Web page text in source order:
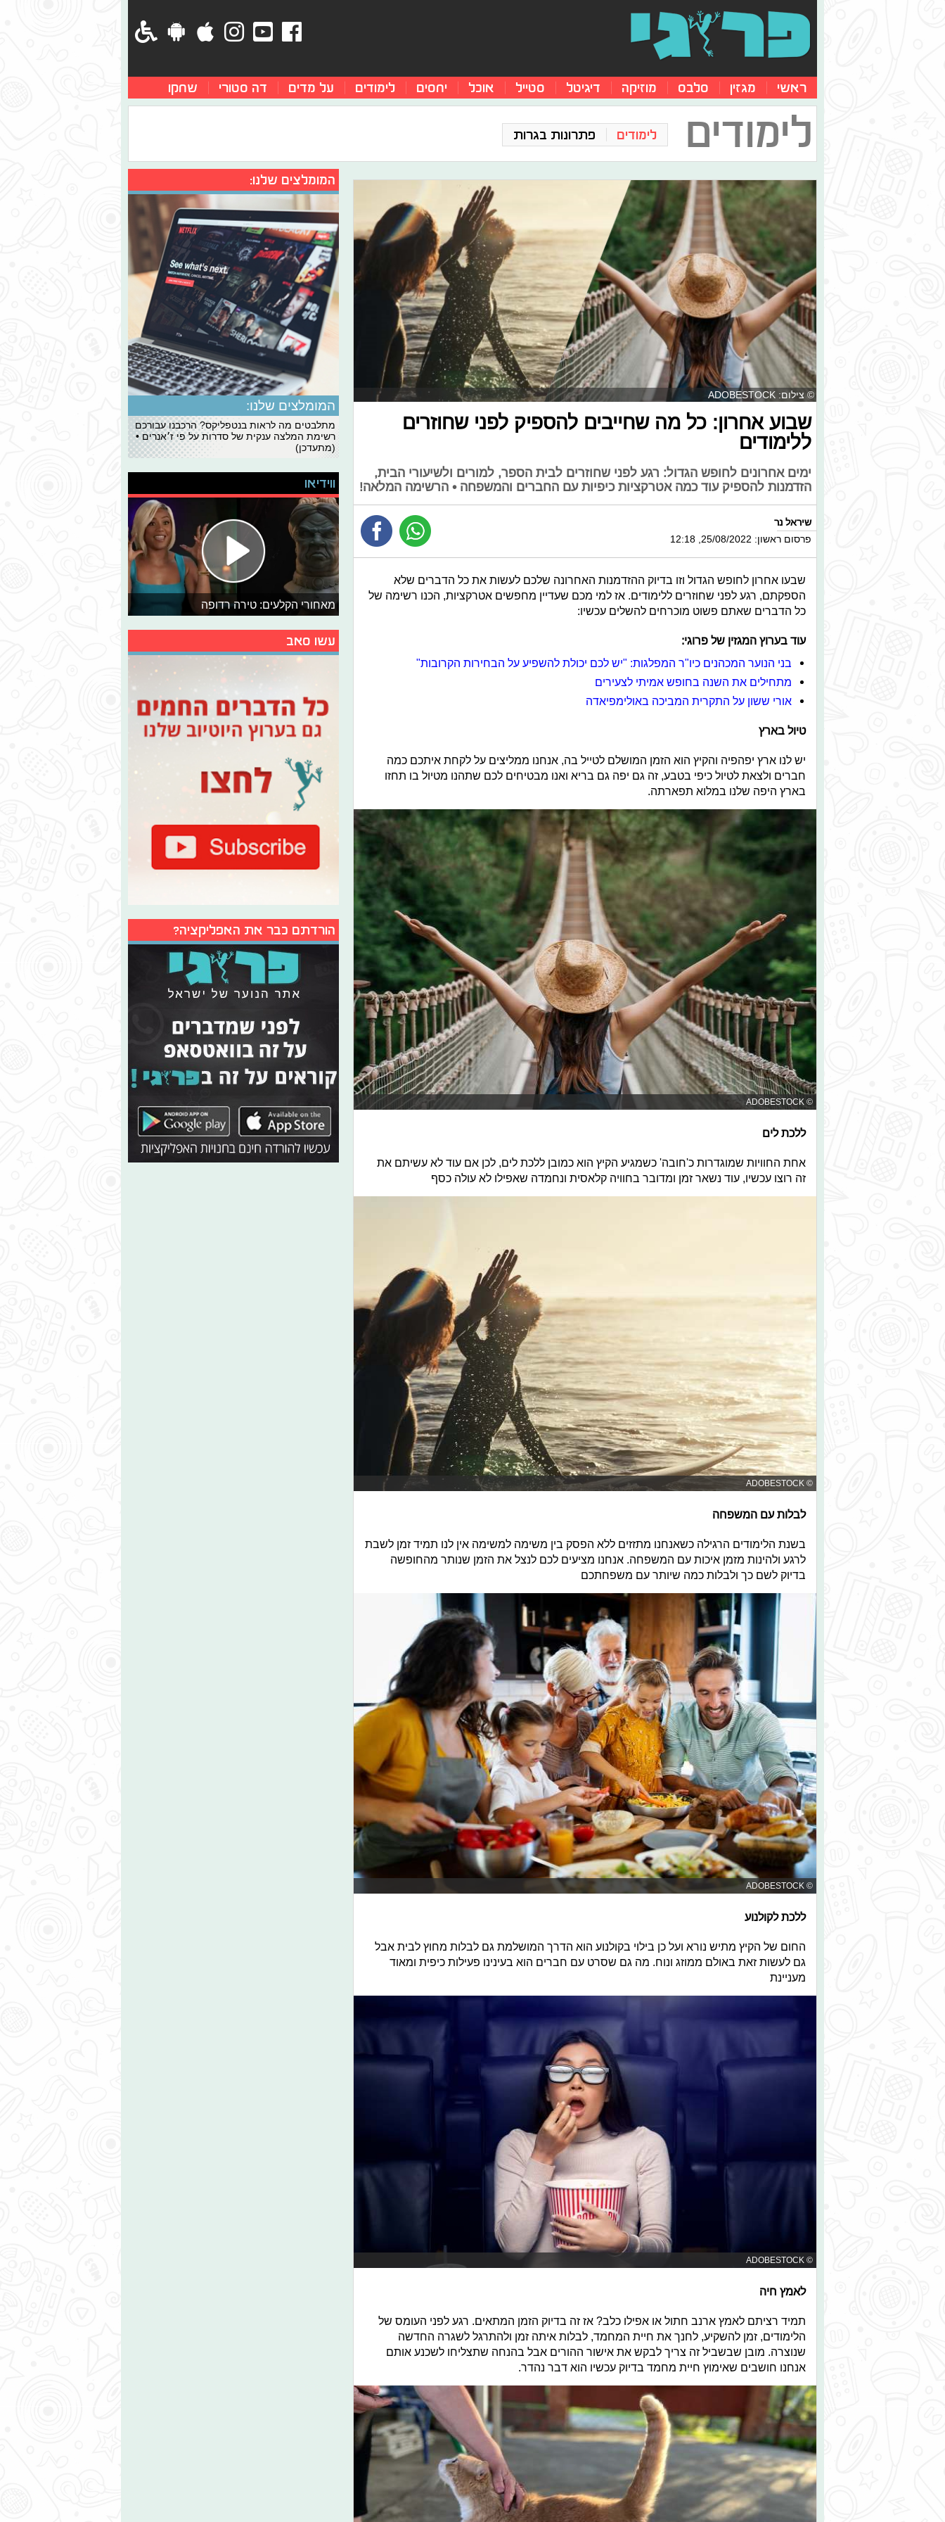
ראשי מגזין סלבס מוזיקה דיגיטל סטייל אוכל יחסים לימודים על מדים דה סטורי שחקו
לימודים לימודים פתרונות בגרות
© צילום: ADOBESTOCK
שבוע אחרון: כל מה שחייבים להספיק לפני שחוזרים
ללימודים
ימים אחרונים לחופש הגדול: רגע לפני שחוזרים לבית הספר, למורים ולשיעורי הבית,
הזדמנות להספיק עוד כמה אטרקציות כיפיות עם החברים והמשפחה • הרשימה המלאה!
שיראל נר
פרסום ראשון: 25/08/2022, 12:18
שבעו אחרון לחופש הגדול וזו בדיוק ההזדמנות האחרונה שלכם לעשות את כל הדברים שלא
הספקתם, רגע לפני שחוזרים ללימודים. אז למי מכם שעדיין מחפשים אטרקציות, הכנו רשימה של
כל הדברים שאתם פשוט מוכרחים להשלים עכשיו:
עוד בערוץ המגזין של פרוגי:
בני הנוער המכהנים כיו"ר המפלגות: "יש לכם יכולת להשפיע על הבחירות הקרובות"
מתחילים את השנה בחופש אמיתי לצעירים
אורי ששון על התקרית המביכה באולימפיאדה
טיול בארץ
יש לנו ארץ יפהפיה והקיץ הוא הזמן המושלם לטייל בה, אנחנו ממליצים על לקחת איתכם כמה
חברים ולצאת לטיול כיפי בטבע, זה גם יפה גם בריא ואנו מבטיחים לכם שתהנו מטיול בו תחזו
בארץ היפה שלנו במלוא תפארתה.
© ADOBESTOCK
ללכת לים
אחת החוויות שמוגדרות כ'חובה' כשמגיע הקיץ הוא כמובן ללכת לים, לכן אם עוד לא עשיתם את
זה רוצו עכשיו, עוד נשאר זמן ומדובר בחוויה קלאסית ונחמדה שאפילו לא עולה כסף
© ADOBESTOCK
לבלות עם המשפחה
בשנת הלימודים הרגילה כשאנחנו מתזזים ללא הפסק בין משימה למשימה אין לנו תמיד זמן לשבת
לרגע ולהינות מזמן איכות עם המשפחה. אנחנו מציעים לכם לנצל את הזמן שנותר מהחופשה
בדיוק לשם כך ולבלות כמה שיותר עם משפחתכם
© ADOBESTOCK
ללכת לקולנוע
החום של הקיץ מתיש נורא ועל כן בילוי בקולנוע הוא הדרך המושלמת גם לבלות מחוץ לבית אבל
גם לעשות זאת באולם ממוזג ונוח. מה גם שסרט עם חברים הוא בעינינו פעילות כיפית ומאוד
מעניינת
© ADOBESTOCK
לאמץ חיה
תמיד רציתם לאמץ ארנב חתול או אפילו כלב? אז זה בדיוק הזמן המתאים. רגע לפני העומס של
הלימודים, זמן להשקיע, לחנך את חיית המחמד, לבלות איתה זמן ולהתרגל לשגרה החדשה
שנוצרה. מובן שבשביל זה צריך לבקש את אישור ההורים אבל בהנחה שתצליחו לשכנע אותם
אנחנו חושבים שאימוץ חיית מחמד בדיוק עכשיו הוא דבר נהדר.
המומלצים שלנו:
המומלצים שלנו:
מתלבטים מה לראות בנטפליקס? הרכבנו עבורכם
רשימת המלצה ענקית של סדרות על פי ז׳אנרים •
(מתעדכן)
ווידיאו
מאחורי הקלעים: טירה רדופה
עשו סאב
הורדתם כבר את האפליקציה?